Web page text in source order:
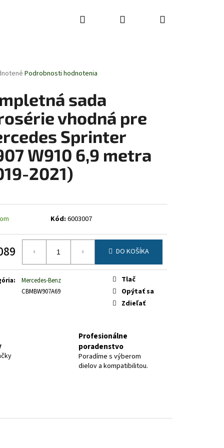
Hľadať PrihlásenieNákupný
Podrobnosti hodnotenia
sada
vhodná pre
Sprinter
W910 6,9 metra
2021)
Kód: 6003007
DO KOŠÍKA
:
Mercedes-Benz
CBMBW907A69
Tlač
Opýtať sa
Zdieľať
Profesionálne
poradenstvo
Poradíme s výberom
dielov a kompatibilitou.